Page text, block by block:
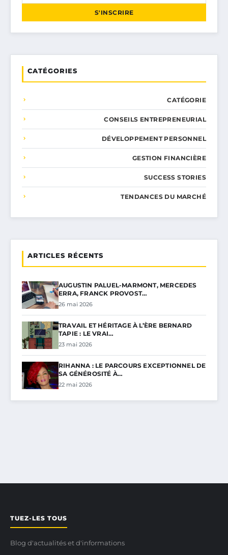
S'INSCRIRE
CATÉGORIES
CATÉGORIE
CONSEILS ENTREPRENEURIAL
DÉVELOPPEMENT PERSONNEL
GESTION FINANCIÈRE
SUCCESS STORIES
TENDANCES DU MARCHÉ
ARTICLES RÉCENTS
AUGUSTIN PALUEL-MARMONT, MERCEDES
ERRA, FRANCK PROVOST…
26 mai 2026
TRAVAIL ET HÉRITAGE À L’ÈRE BERNARD
TAPIE : LE VRAI…
23 mai 2026
RIHANNA : LE PARCOURS EXCEPTIONNEL DE
SA GÉNÉROSITÉ À…
22 mai 2026
TUEZ-LES TOUS
Blog d'actualités et d'informations